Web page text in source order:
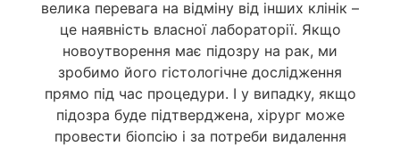
велика перевага на відміну від інших клінік –
це наявність власної лабораторії. Якщо
новоутворення має підозру на рак, ми
зробимо його гістологічне дослідження
прямо під час процедури. І у випадку, якщо
підозра буде підтверджена, хірург може
провести біопсію і за потреби видалення